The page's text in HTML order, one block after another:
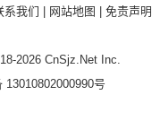
系我们 网站地图
免责声明
2026 CnSjz.NetInc.
13010802000990号